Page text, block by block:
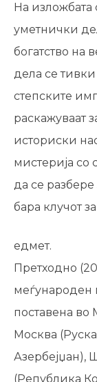
На изложбата
уметнички
богатство на
дела се
степските
раскажуваат
историски
мистерија со
да се
бара клучот
едмет.
Претходно
меѓународен
поставена во
Москва
Азербејџан),
(Република